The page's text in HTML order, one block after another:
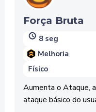
Força Bruta
8 seg
Melhoria
Físico
Aumenta o Ataque,
ataque básico do